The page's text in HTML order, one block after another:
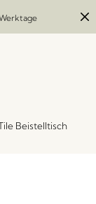
Beistelltisch